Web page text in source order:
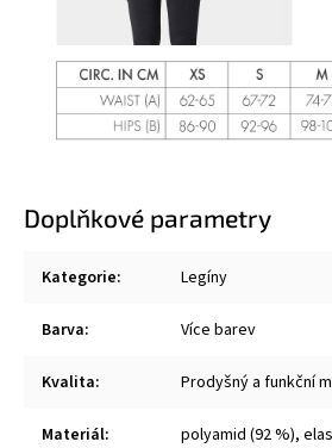
Doplňkové parametry
Kategorie: Legíny
Barva: Více barev
Kvalita: Prodyšný a funkční
Materiál: polyamid (92 %),